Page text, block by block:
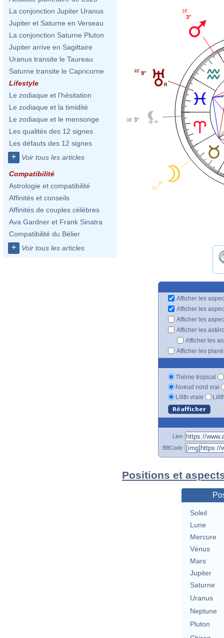
La conjonction Jupiter Uranus
Jupiter et Saturne en Verseau
La conjonction Saturne Pluton
Jupiter arrive en Sagittaire
Uranus transite le Taureau
Saturne transite le Capricorne
Lifestyle
Le zodiaque et l'hésitation
Le zodiaque et la timidité
Le zodiaque et le mensonge
Les qualités des 12 signes
Les défauts des 12 signes
+ Voir tous les articles
Compatibilité
Astrologie et compatibilité
Affinités et conseils
Affinités de couples célèbres
Ava Gardner et Frank Sinatra
Compatibilité du Bélier
+ Voir tous les articles
3°
16'
9°
46'
3°
08'
7°
43'
Afficher les
Afficher les
Afficher les
Afficher les
Afficher les
Afficher les
Thème tropical
Noeud nord vrai
Lilith vraie
Lien
BBCode
Positions et
Soleil
Lune
Mercure
Vénus
Mars
Jupiter
Saturne
Uranus
Neptune
Pluton